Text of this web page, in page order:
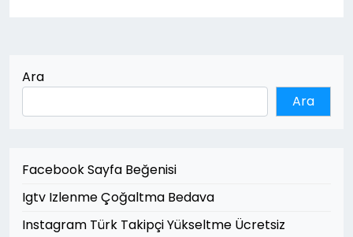
Ara
Ara
Facebook Sayfa Beğenisi
Igtv Izlenme Çoğaltma Bedava
Instagram Türk Takipçi Yükseltme Ücretsiz